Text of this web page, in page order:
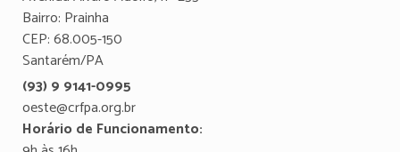
Bairro: Prainha
CEP: 68.005-150
Santarém/PA
(93) 9 9141-0995
oeste@crfpa.org.br
Horário de Funcionamento: